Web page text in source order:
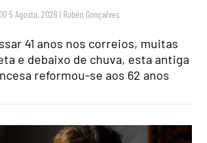
5 Agosto, 2026 | Rubén Gonçalves
41 anos nos correios, muitas
e debaixo de chuva, esta antiga
reformou-se aos 62 anos